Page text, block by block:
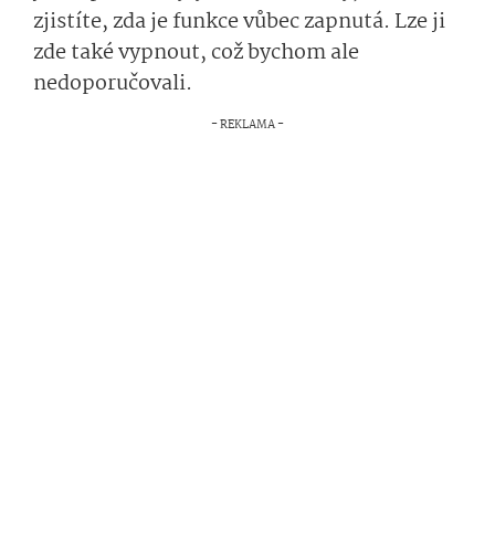
zjistíte, zda je funkce vůbec zapnutá. Lze ji
zde také vypnout, což bychom ale
nedoporučovali.